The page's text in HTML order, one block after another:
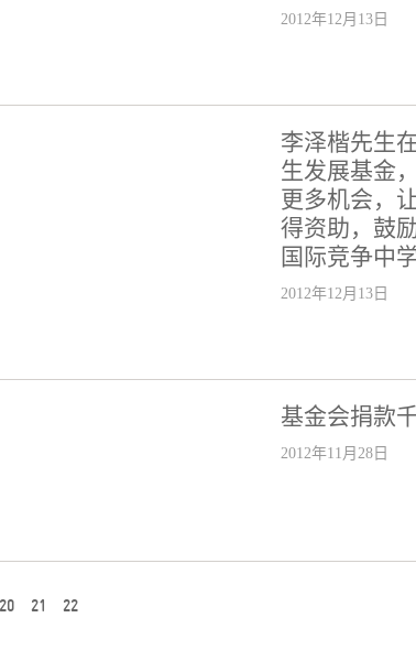
2012年12月13日
李泽楷先生
生发展基金
更多机会，
得资助，鼓
国际竞争中
2012年12月13日
基金会捐款
2012年11月28日
20 21 22